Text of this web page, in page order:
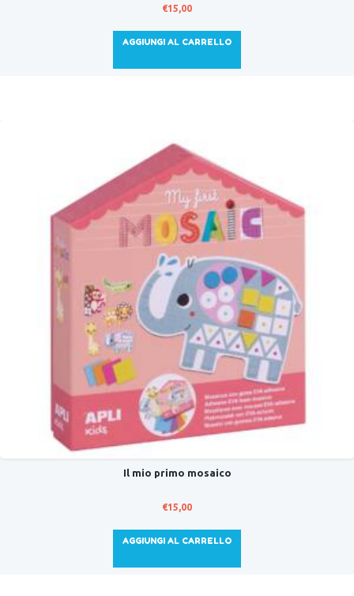
€15,00
AGGIUNGI AL CARRELLO
Il mio primo mosaico
€15,00
AGGIUNGI AL CARRELLO